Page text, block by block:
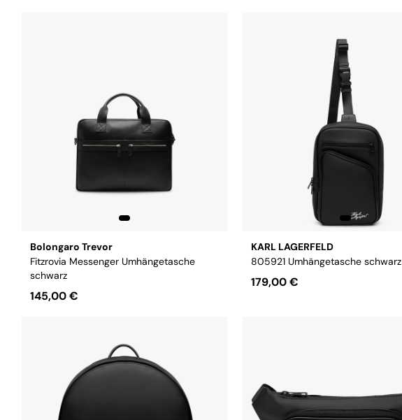
Bolongaro Trevor
Fitzrovia Messenger Umhängetasche
schwarz
145,00 €
KARL LAGERFELD
805921 Umhängetasche schwarz
179,00 €